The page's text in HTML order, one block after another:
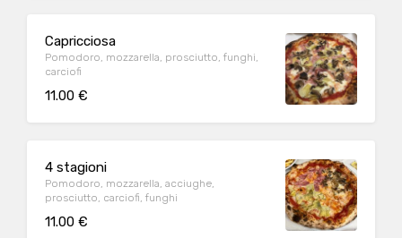
Capricciosa
Pomodoro, mozzarella, prosciutto, funghi,
carciofi
11.00 €
4 stagioni
Pomodoro, mozzarella, acciughe,
prosciutto, carciofi, funghi
11.00 €